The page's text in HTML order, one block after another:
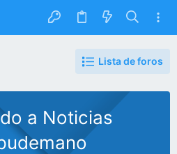
Lista de foros
a Noticias